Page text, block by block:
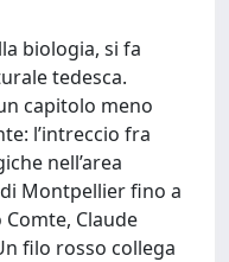
biologia, si fa
tedesca.
capitolo meno
l’intreccio fra
nell’area
Montpellier fino a
Claude
filo rosso collega